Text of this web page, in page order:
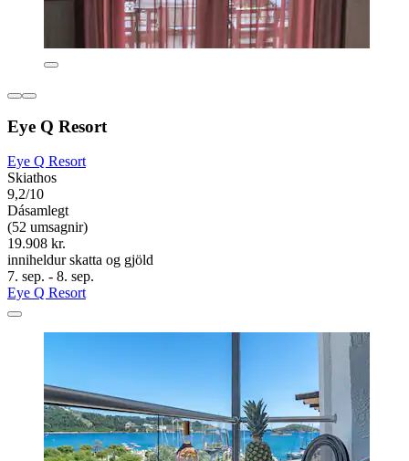
Eye Q Resort
Eye Q Resort
Skiathos
9,2/10
Dásamlegt
(52 umsagnir)
19.908 kr.
inniheldur skatta og gjöld
7. sep. - 8. sep.
Eye Q Resort